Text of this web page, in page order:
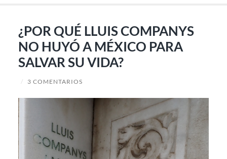
¿POR QUÉ LLUIS COMPANYS
NO HUYÓ A MÉXICO PARA
SALVAR SU VIDA?
/ 3 COMENTARIOS